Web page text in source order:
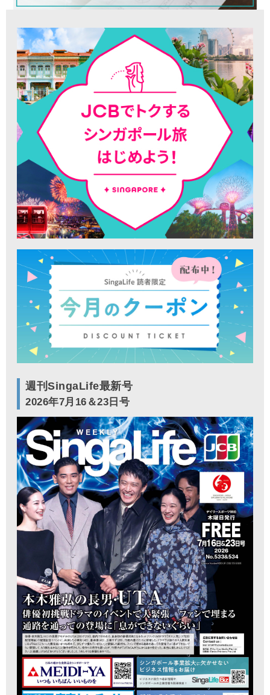
週刊SingaLife最新号
2026年7月16＆23日号